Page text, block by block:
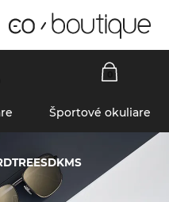
Športové okuliare